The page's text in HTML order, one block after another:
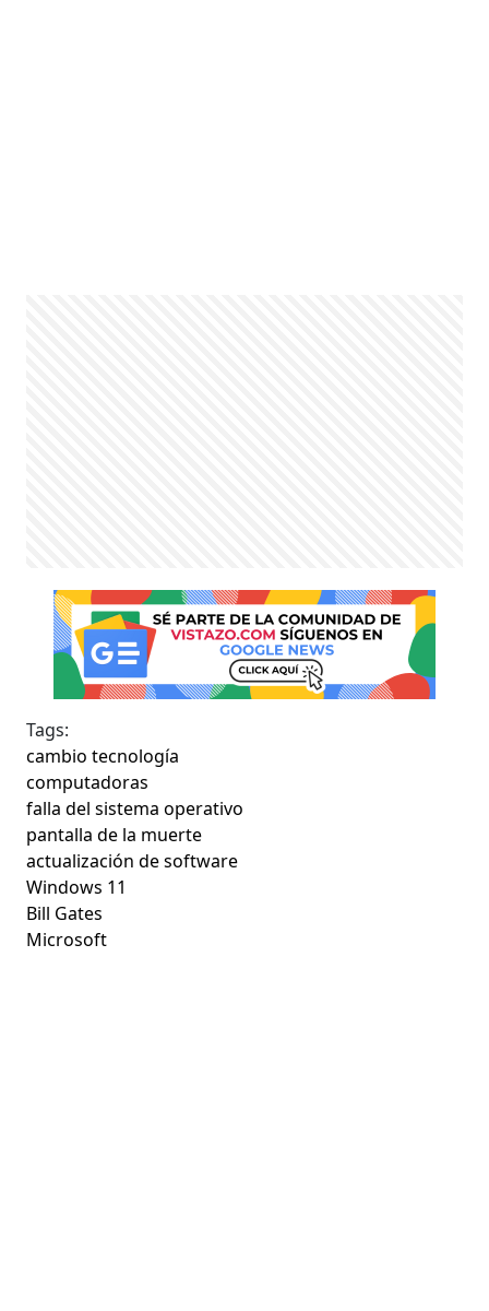
Tags:
cambio tecnología
computadoras
falla del sistema operativo
pantalla de la muerte
actualización de software
Windows 11
Bill Gates
Microsoft